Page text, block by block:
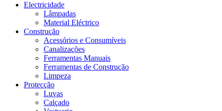
Electricidade
Lâmpadas
Material Eléctrico
Construção
Acessórios e Consumíveis
Canalizações
Ferramentas Manuais
Ferramentas de Construção
Limpeza
Protecção
Luvas
Calçado